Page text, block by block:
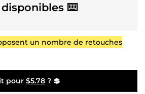
⌨️
un nombre de retouches
pour $5.78 ? 💲